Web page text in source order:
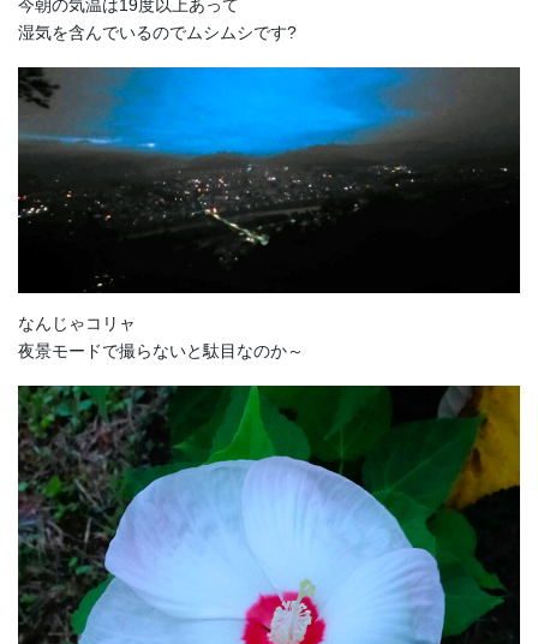
今朝の気温は19度以上あって
湿気を含んでいるのでムシムシです?
なんじゃコリャ
夜景モードで撮らないと駄目なのか～